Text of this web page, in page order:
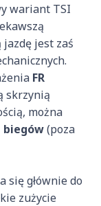
wariant TSI
jazdę jest zaś
FR
skrzynią
można
biegów(poza
się głównie do
zużycie